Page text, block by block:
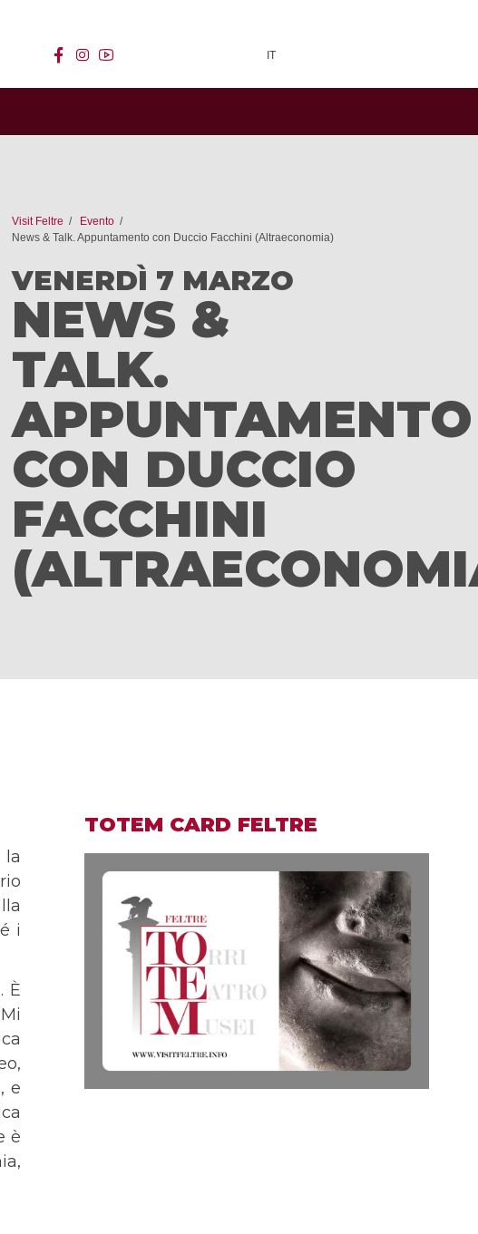
facebook
instagram IT
Visit Feltre
Evento
News & Talk. Appuntamento con Duccio Facchini (Altraeconomia)
VENERDÌ 7 MARZO
NEWS &
TALK.
APPUNTAMENTO
CON DUCCIO
FACCHINI
la
i
È
e
è
TOTEM CARD FELTRE